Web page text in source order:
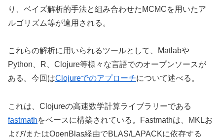
り、ベイズ解析的手法と組み合わせたMCMCを用いたア
ルゴリズム等が適用される。
これらの解析に用いられるツールとして、Matlabや
Python、R、Clojure等様々な言語でのオープンソースが
ある。今回はClojureでのアプローチについて述べる。
これは、Clojureの高速数学計算ライブラリーである
fastmathをベースに構築されている。 Fastmathは、
MKLお
よび/またはOpenBlas経由でBLAS/LAPACKに依存する